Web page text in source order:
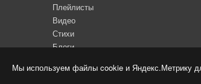
Мы используем файлы cookie и Яндекс.Метрику
Плейлисты
Видео
Стихи
Блоги